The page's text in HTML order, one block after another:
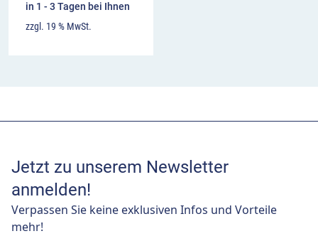
in 1 - 3 Tagen bei Ihnen
zzgl. 19 % MwSt.
Jetzt zu unserem Newsletter
anmelden!
Verpassen Sie keine exklusiven Infos und Vorteile
mehr!